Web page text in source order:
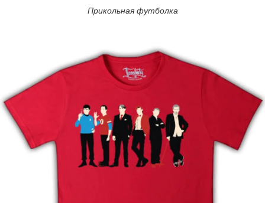
Прикольная футболка